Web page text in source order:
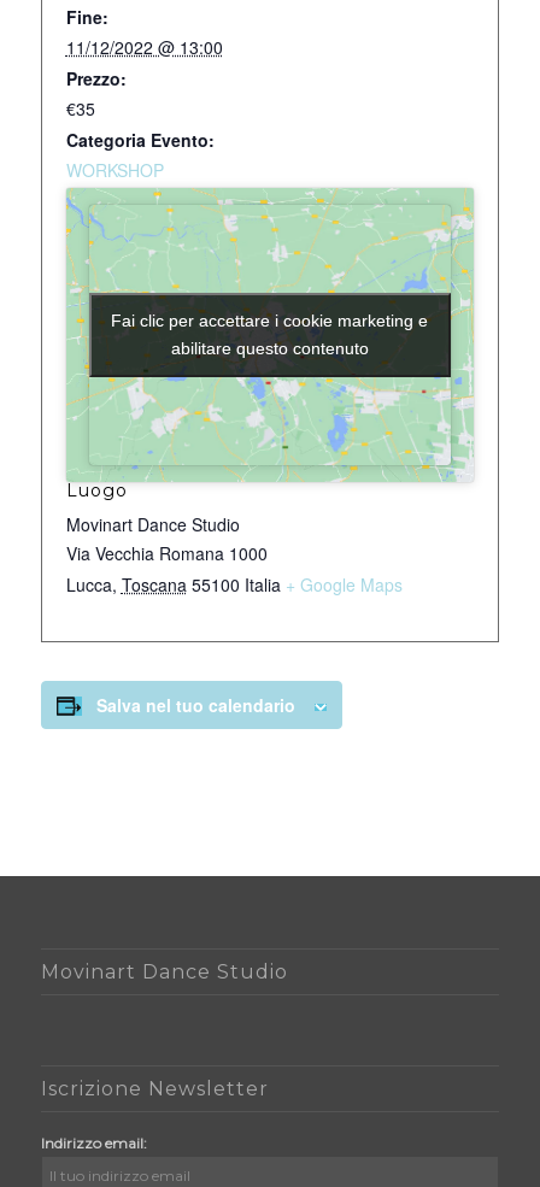
Fine:
11/12/2022 @ 13:00
Prezzo:
€35
Categoria Evento:
WORKSHOP
Luogo
Movinart Dance Studio
Via Vecchia Romana 1000
Lucca, Toscana 55100 Italia + Google Maps
Fai clic per accettare i cookie marketing e
abilitare questo contenuto
Fai clic per accettare i cookie marketing e
abilitare questo contenuto
Salva nel tuo calendario
Movinart Dance Studio
Iscrizione Newsletter
Indirizzo email: